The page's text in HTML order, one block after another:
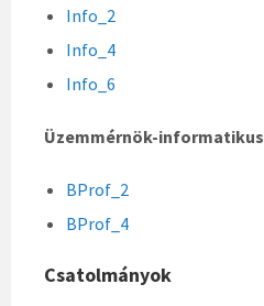
Info_2
Info_4
Info_6
Üzemmérnök-informatikus
BProf_2
BProf_4
Csatolmányok